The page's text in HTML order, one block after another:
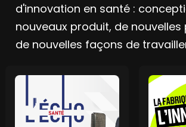
d'innovation en santé :
nouveaux produit, de nouvelles
de nouvelles façons de